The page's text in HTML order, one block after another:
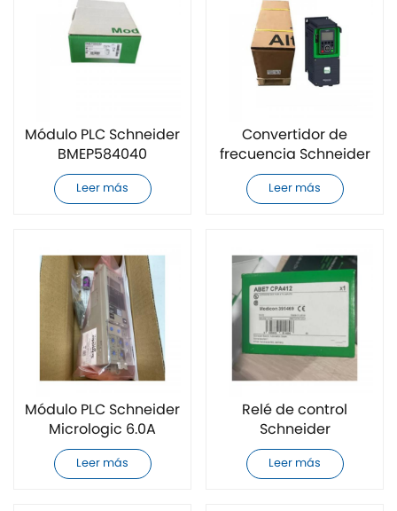
Módulo PLC Schneider
BMEP584040
completamente
nuevo
Leer más
Convertidor de
frecuencia Schneider
ATV630D30N4
completamente
Leer más
Módulo PLC Schneider
Micrologic 6.0A
completamente
nuevo
Leer más
Relé de control
Schneider
ABE7CPA412
completamente
Leer más